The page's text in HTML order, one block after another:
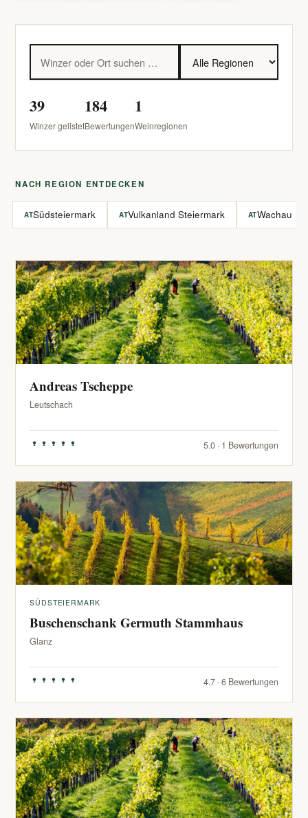
39
Winzer gelistet
184
Bewertungen
1
Weinregionen
NACH REGION ENTDECKEN
ATSüdsteiermark ATVulkanland Steiermark ATWachau
Andreas Tscheppe
Leutschach
5.0 · 1 Bewertungen
SÜDSTEIERMARK
Buschenschank Germuth Stammhaus
Glanz
4.7 · 6 Bewertungen